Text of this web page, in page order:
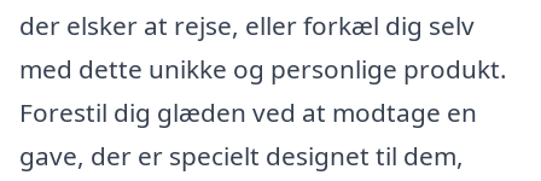
der elsker at rejse, eller forkæl dig selv
med dette unikke og personlige produkt.
Forestil dig glæden ved at modtage en
gave, der er specielt designet til dem,